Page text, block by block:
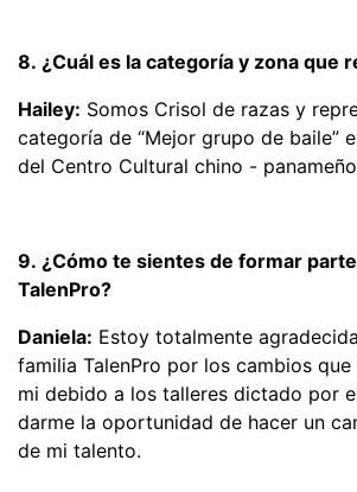
8. ¿Cuál es la categoría y zona que
Hailey: Somos Crisol de razas y
categoría de “Mejor grupo de baile”
del Centro Cultural chino -
9. ¿Cómo te sientes de formar
TalenPro?
Daniela: Estoy totalmente
familia TalenPro por los cambios
mi debido a los talleres dictado por
darme la oportunidad de hacer un
de mi talento.